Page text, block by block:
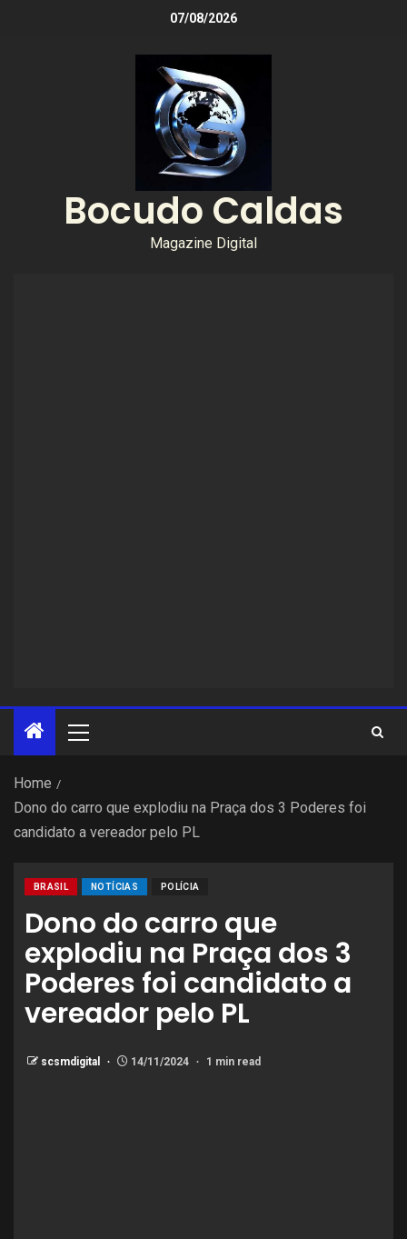
07/08/2026
Bocudo Caldas
Magazine Digital
Home
Dono do carro que explodiu na Praça dos 3 Poderes foi
candidato a vereador pelo PL
BRASIL NOTÍCIAS POLÍCIA
Dono do carro que
explodiu na Praça dos 3
Poderes foi candidato a
vereador pelo PL
scsmdigital 14/11/2024 1 min read